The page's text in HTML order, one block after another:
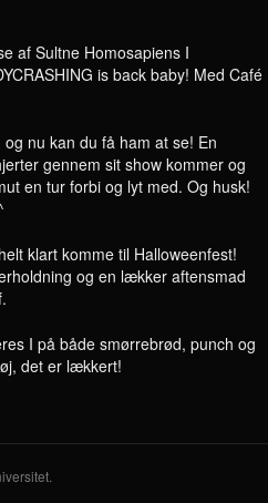
af Sultne Homosapiens I
is back baby! Med Café
nu kan du få ham at se! En
gennem sit show kommer og
en tur forbi og lyt med. Og husk!
klart komme til Halloweenfest!
og en lækker aftensmad
I på både smørrebrød, punch og
det er lækkert!